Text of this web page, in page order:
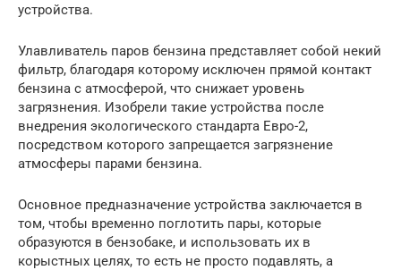
устройства.
Улавливатель паров бензина представляет собой некий
фильтр, благодаря которому исключен прямой контакт
бензина с атмосферой, что снижает уровень
загрязнения. Изобрели такие устройства после
внедрения экологического стандарта Евро-2,
посредством которого запрещается загрязнение
атмосферы парами бензина.
Основное предназначение устройства заключается в
том, чтобы временно поглотить пары, которые
образуются в бензобаке, и использовать их в
корыстных целях, то есть не просто подавлять, а